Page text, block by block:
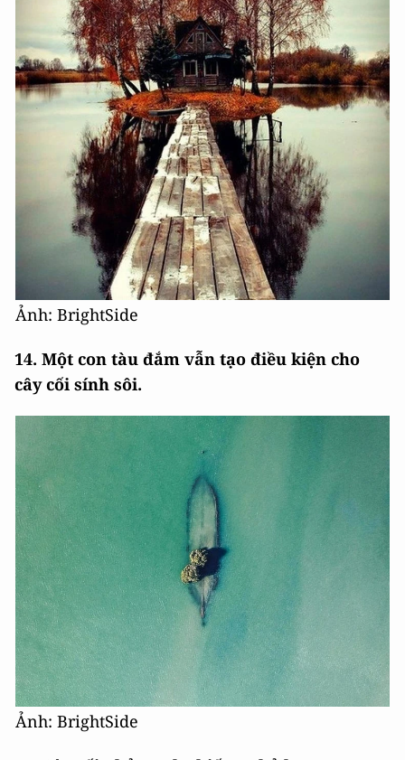
Ảnh: BrightSide
14. Một con tàu đắm vẫn tạo điều kiện cho
cây cối sính sôi.
Ảnh: BrightSide